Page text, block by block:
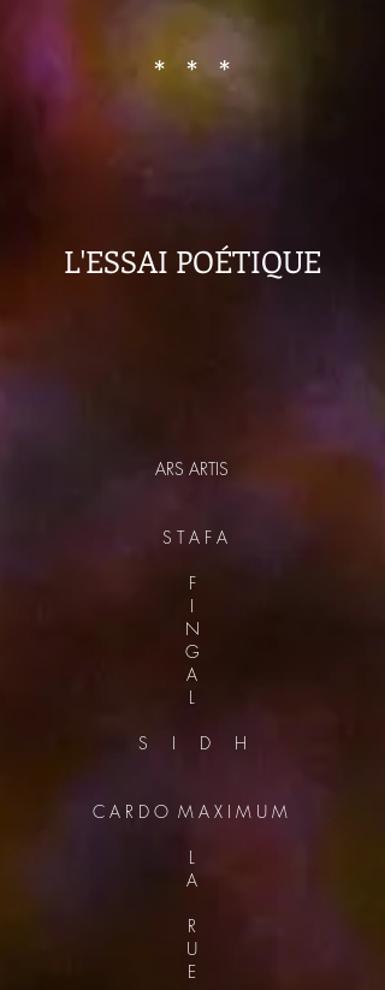
* * *
L'ESSAI POÉTIQUE
ARS ARTIS
S T A F A
F
I
N
G
A
L
S I D H
C A R D O M A X I M U M
L
A
R
U
E